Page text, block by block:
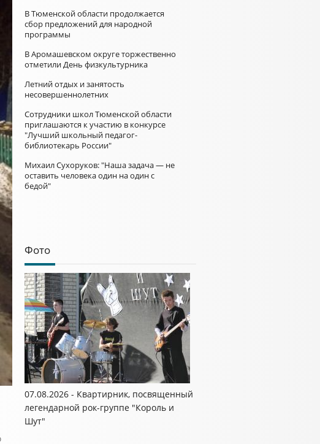
В Тюменской области продолжается
сбор предложений для народной
программы
В Аромашевском округе торжественно
отметили День физкультурника
Летний отдых и занятость
несовершеннолетних
Сотрудники школ Тюменской области
приглашаются к участию в конкурсе
"Лучший школьный педагог-
библиотекарь России"
Михаил Сухоруков: "Наша задача — не
оставить человека один на один с
бедой"
Фото
07.08.2026 - Квартирник, посвященный
легендарной рок-группе "Король и
Шут"